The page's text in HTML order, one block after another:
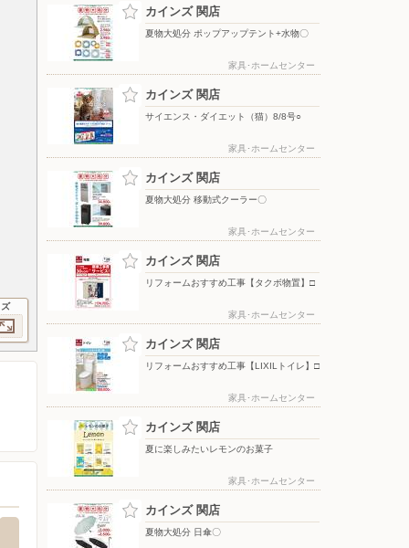
カインズ 関店
夏物大処分 ポップアップテント+水物〇
家具･ホームセンター
カインズ 関店
サイエンス・ダイエット（猫）8/8号○
家具･ホームセンター
カインズ 関店
夏物大処分 移動式クーラー〇
家具･ホームセンター
カインズ 関店
リフォームおすすめ工事【タクボ物置】□
家具･ホームセンター
カインズ 関店
リフォームおすすめ工事【LIXILトイレ】□
家具･ホームセンター
カインズ 関店
夏に楽しみたいレモンのお菓子
家具･ホームセンター
カインズ 関店
夏物大処分 日傘〇